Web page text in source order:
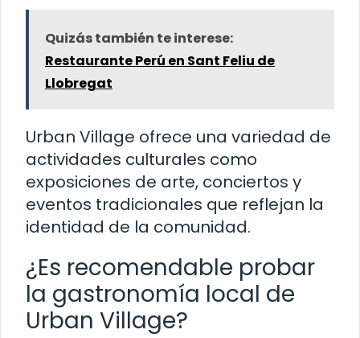
Quizás también te interese:
Restaurante Perú en Sant Feliu de
Llobregat
Urban Village ofrece una variedad de
actividades culturales como
exposiciones de arte, conciertos y
eventos tradicionales que reflejan la
identidad de la comunidad.
¿Es recomendable probar
la gastronomía local de
Urban Village?